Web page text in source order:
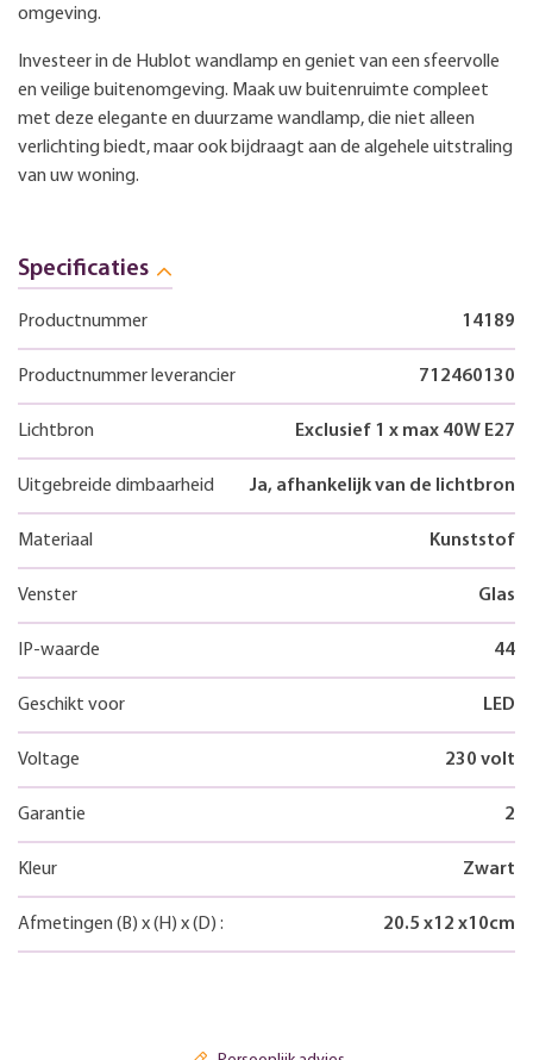
omgeving.
Investeer in de Hublot wandlamp en geniet van een sfeervolle
en veilige buitenomgeving. Maak uw buitenruimte compleet
met deze elegante en duurzame wandlamp, die niet alleen
verlichting biedt, maar ook bijdraagt aan de algehele uitstraling
van uw woning.
Specificaties
Productnummer 14189
Productnummer leverancier 712460130
Lichtbron Exclusief 1 x max 40W E27
Uitgebreide dimbaarheid Ja, afhankelijk van de lichtbron
Materiaal Kunststof
Venster Glas
IP-waarde 44
Geschikt voor LED
Voltage 230 volt
Garantie 2
Kleur Zwart
Afmetingen (B) x(H) x(D) : 20.5 x12 x10cm